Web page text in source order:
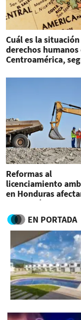
Cuál es la
derechos humanos
Centroamérica,
Reformas al
licenciamiento
en Honduras
protección al medio
ambiente, advierte
OACNUDHEN PORTADA